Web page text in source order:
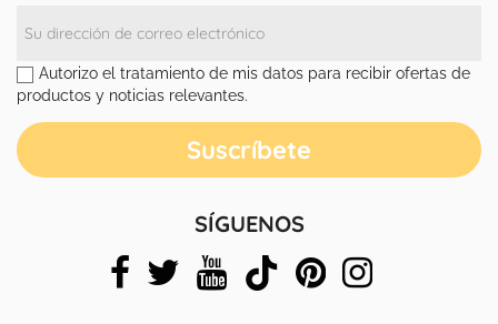
Autorizo el tratamiento de mis datos para recibir ofertas de
productos y noticias relevantes.
SÍGUENOS